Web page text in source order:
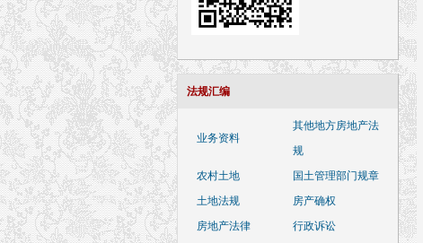
法规汇编
业务资料
其他地方房地产法
规
农村土地
国土管理部门规章
土地法规
房产确权
房地产法律
行政诉讼